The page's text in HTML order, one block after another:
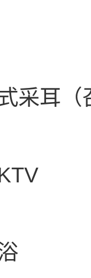
采耳（